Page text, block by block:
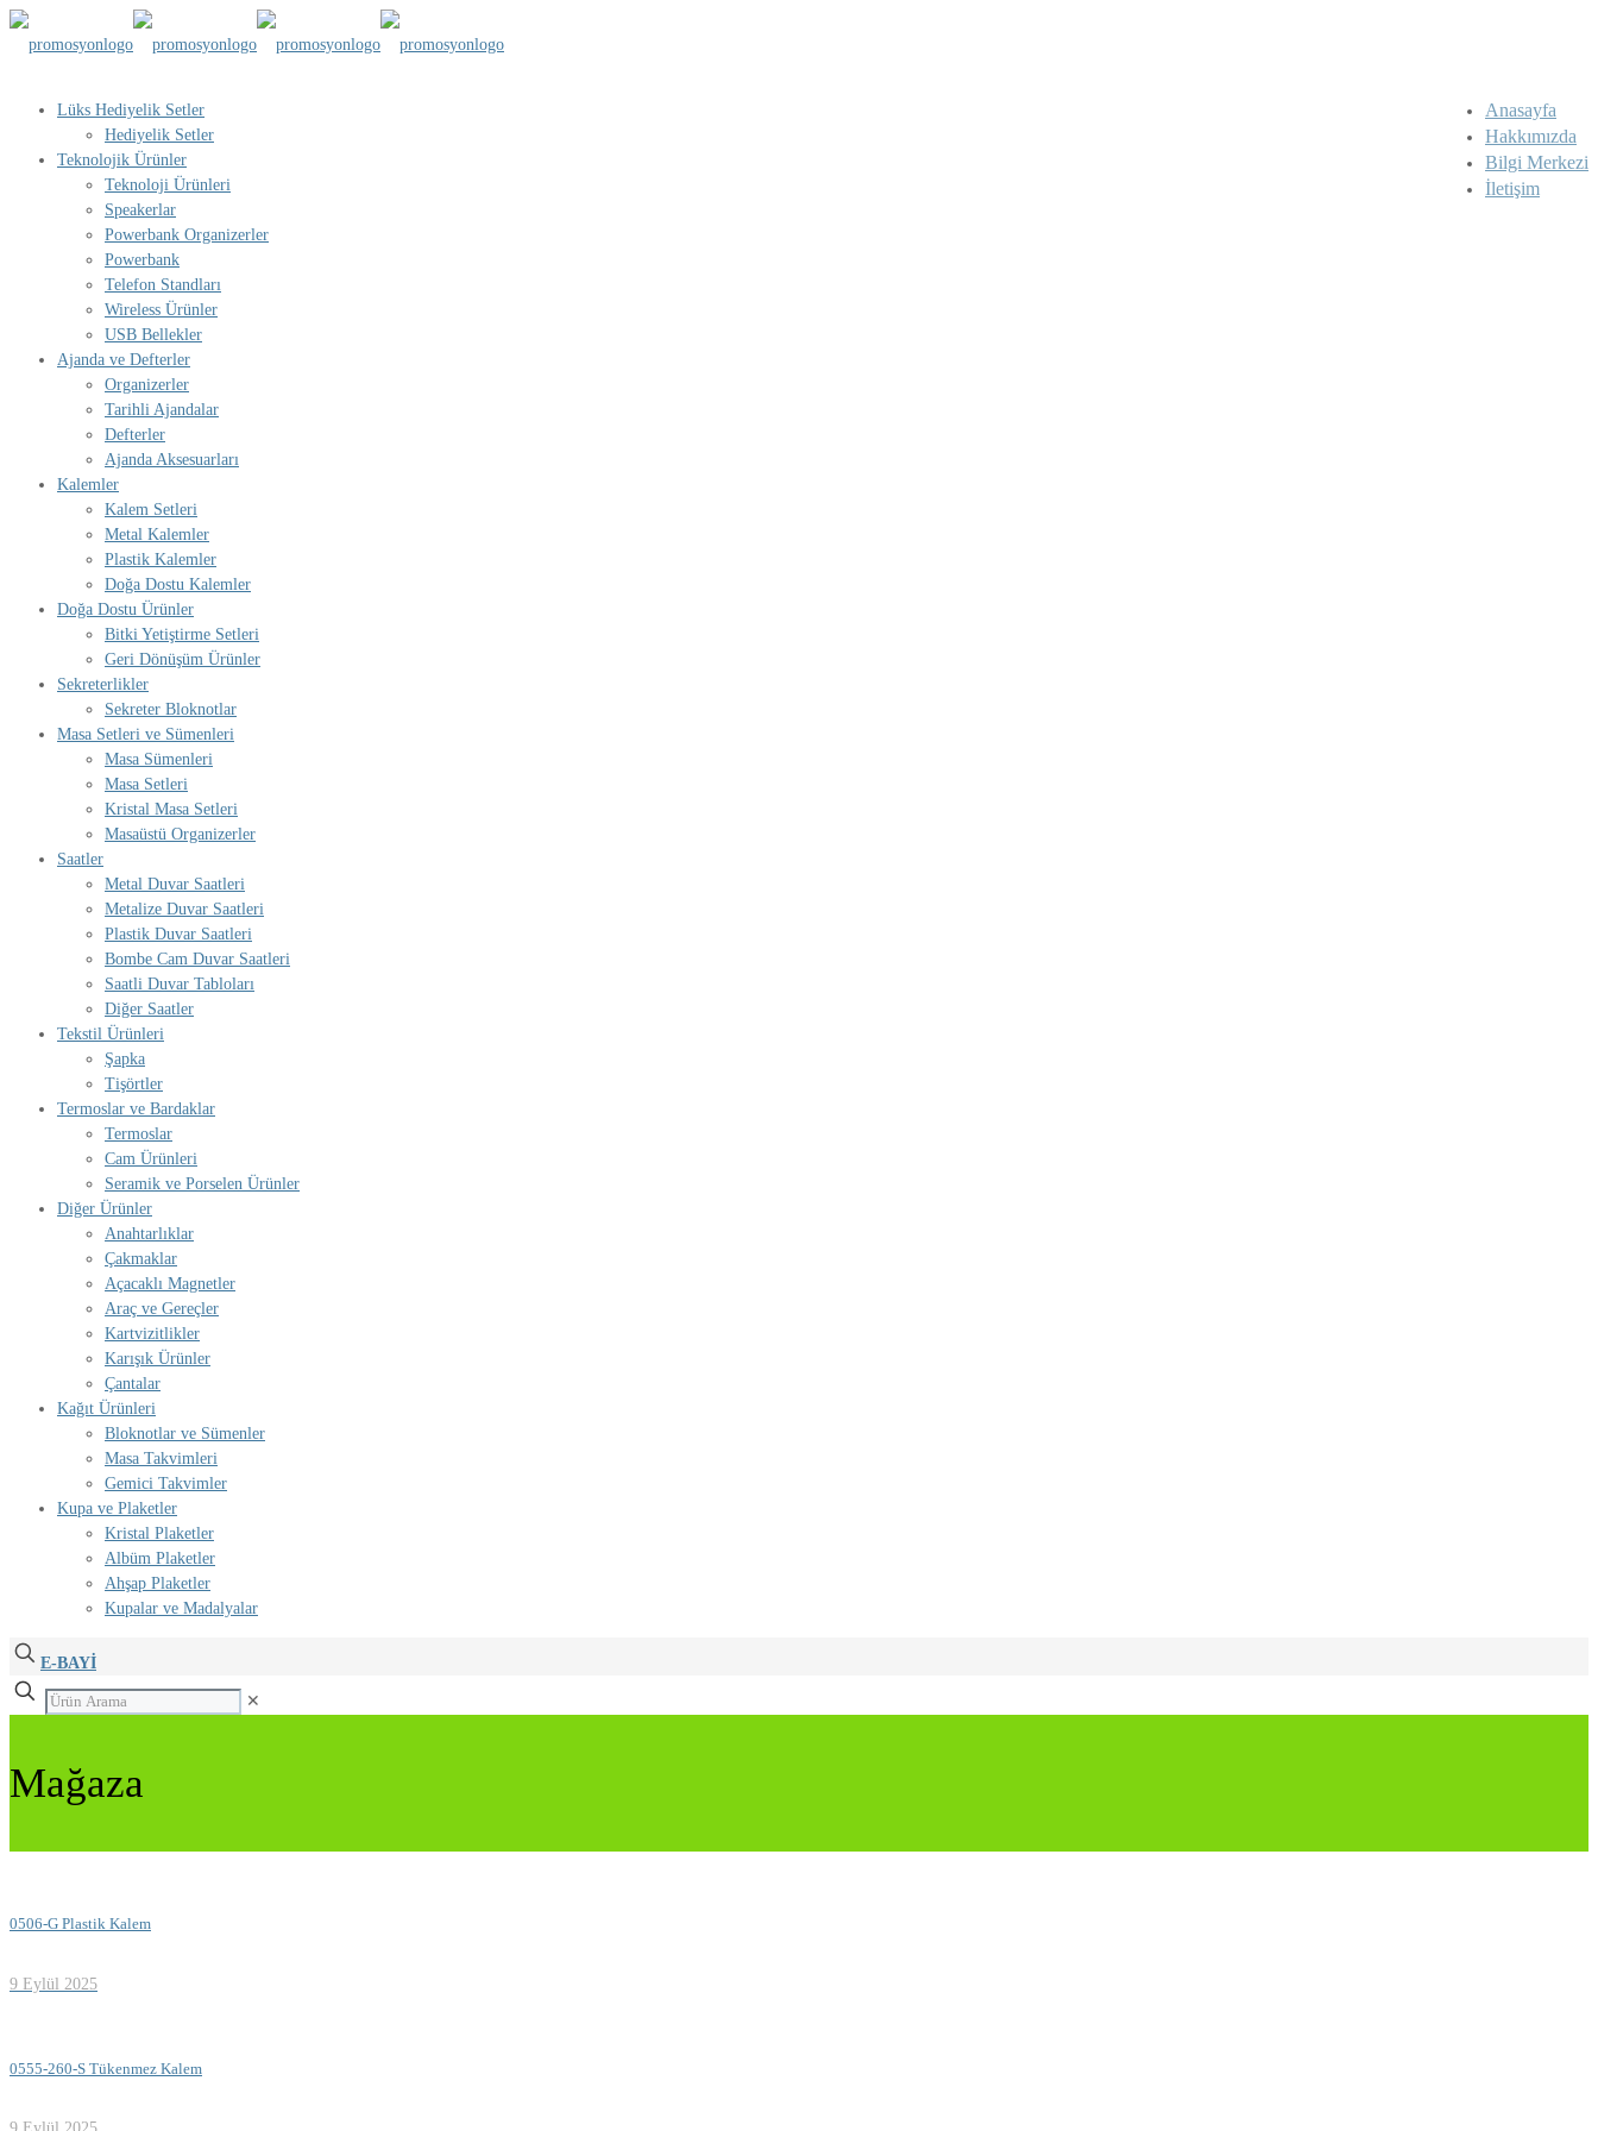
Anasayfa
Hakkımızda
Bilgi Merkezi
İletişim
Lüks Hediyelik Setler
Hediyelik Setler
Teknolojik Ürünler
Teknoloji Ürünleri
Speakerlar
Powerbank Organizerler
Powerbank
Telefon Standları
Wireless Ürünler
USB Bellekler
Ajanda ve Defterler
Organizerler
Tarihli Ajandalar
Defterler
Ajanda Aksesuarları
Kalemler
Kalem Setleri
Metal Kalemler
Plastik Kalemler
Doğa Dostu Kalemler
Doğa Dostu Ürünler
Bitki Yetiştirme Setleri
Geri Dönüşüm Ürünler
Sekreterlikler
Sekreter Bloknotlar
Masa Setleri ve Sümenleri
Masa Sümenleri
Masa Setleri
Kristal Masa Setleri
Masaüstü Organizerler
Saatler
Metal Duvar Saatleri
Metalize Duvar Saatleri
Plastik Duvar Saatleri
Bombe Cam Duvar Saatleri
Saatli Duvar Tabloları
Diğer Saatler
Tekstil Ürünleri
Şapka
Tişörtler
Termoslar ve Bardaklar
Termoslar
Cam Ürünleri
Seramik ve Porselen Ürünler
Diğer Ürünler
Anahtarlıklar
Çakmaklar
Açacaklı Magnetler
Araç ve Gereçler
Kartvizitlikler
Karışık Ürünler
Çantalar
Kağıt Ürünleri
Bloknotlar ve Sümenler
Masa Takvimleri
Gemici Takvimler
Kupa ve Plaketler
Kristal Plaketler
Albüm Plaketler
Ahşap Plaketler
Kupalar ve Madalyalar
E-BAYİ
✕
Mağaza
0506-G Plastik Kalem
9 Eylül 2025
0555-260-S Tükenmez Kalem